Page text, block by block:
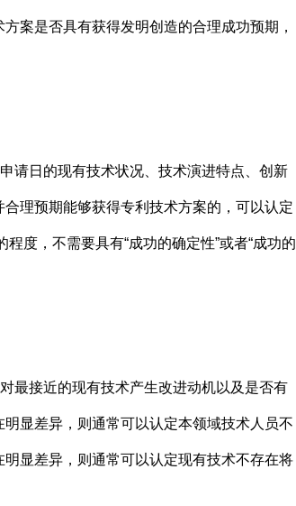
案是否具有获得发明创造的合理成功预期，
请日的现有技术状况、技术演进特点、创新
理预期能够获得专利技术方案的，可以认定
度，不需要具有“成功的确定性”或者“成功的
最接近的现有技术产生改进动机以及是否有
显差异，则通常可以认定本领域技术人员不
显差异，则通常可以认定现有技术不存在将